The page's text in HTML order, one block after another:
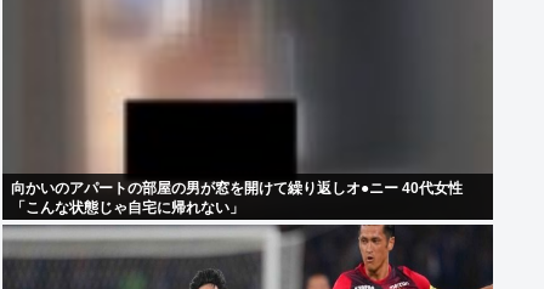
向かいのアパートの部屋の男が窓を開けて繰り返しオ●ニー 40代女性
「こんな状態じゃ自宅に帰れない」